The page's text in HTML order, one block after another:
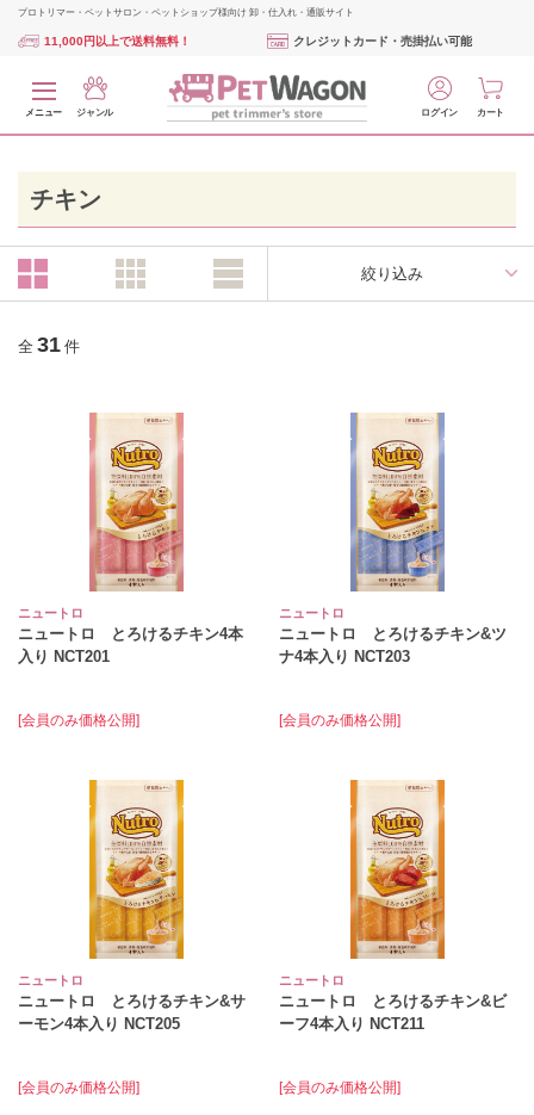
プロトリマー・ペットサロン・ペットショップ様向け 卸・仕入れ・通販サイト
11,000円以上で送料無料！ クレジットカード・売掛払い可能
メニュー ジャンル ログイン カート
チキン
絞り込み
全 31 件
ニュートロ
ニュートロ とろけるチキン4本
入り NCT201
[会員のみ価格公開]
ニュートロ
ニュートロ とろけるチキン&ツ
ナ4本入り NCT203
[会員のみ価格公開]
ニュートロ
ニュートロ とろけるチキン&サ
ーモン4本入り NCT205
[会員のみ価格公開]
ニュートロ
ニュートロ とろけるチキン&ビ
ーフ4本入り NCT211
[会員のみ価格公開]